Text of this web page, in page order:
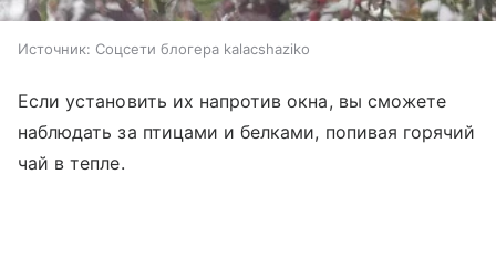
Источник: Соцсети блогера kalacshaziko
Если установить их напротив окна, вы сможете
наблюдать за птицами и белками, попивая горячий
чай в тепле.